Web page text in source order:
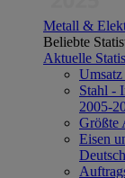
Metall &
Beliebte
Aktuelle
Stahl -
2005-
Größte
Eisen